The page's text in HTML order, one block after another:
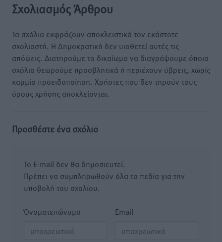
Σχολιασμός Άρθρου
Τα σχόλια εκφράζουν αποκλειστικά τον εκάστοτε
σχολιαστή. Η Δημοκρατική δεν υιοθετεί αυτές τις
απόψεις. Διατηρούμε το δικαίωμα να διαγράψουμε όποια
σχόλια θεωρούμε προσβλητικά ή περιέχουν ύβρεις, χωρίς
καμμία προειδοποίηση. Χρήστες που δεν τηρούν τους
όρους χρήσης αποκλείονται.
Προσθέστε ένα σχόλιο
Το E-mail δεν θα δημοσιευτεί.
Πρέπει να συμπληρωθούν όλα τα πεδία για την
υποβολή του σχολίου.
Όνοματεπώνυμο Email